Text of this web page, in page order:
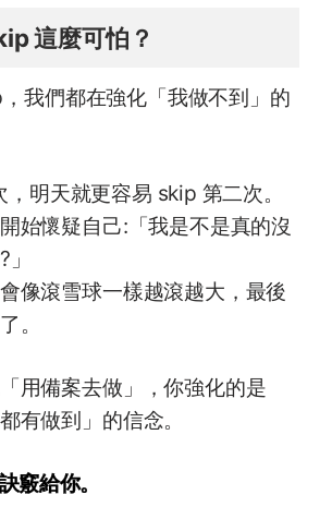
這麼可怕？
我們都在強化「我做不到」的
明天就更容易 skip 第二次。
始懷疑自己:「我是不是真的沒
像滾雪球一樣越滾越大，最後
。
用備案去做」，你強化的是
有做到」的信念。
竅給你。